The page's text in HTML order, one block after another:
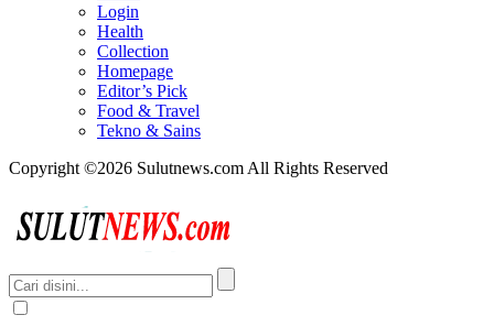
Login
Health
Collection
Homepage
Editor’s Pick
Food & Travel
Tekno & Sains
Copyright ©2026 Sulutnews.com All Rights Reserved